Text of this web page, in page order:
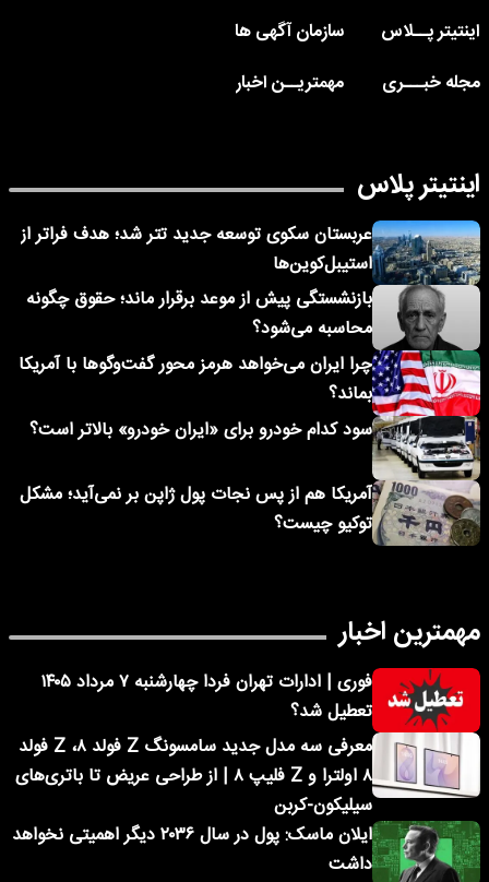
اینتیتر پــلاس
سازمان آگهی ها
مجله خبـــری
مهمتریــن اخبار
اینتیتر پلاس
عربستان سکوی توسعه جدید تتر شد؛ هدف فراتر از
استیبل‌کوین‌ها
بازنشستگی پیش از موعد برقرار ماند؛ حقوق چگونه
محاسبه می‌شود؟
چرا ایران می‌خواهد هرمز محور گفت‌وگوها با آمریکا
بماند؟
سود کدام خودرو برای «ایران خودرو» بالاتر است؟
آمریکا هم از پس نجات پول ژاپن بر نمی‌آید؛ مشکل
توکیو چیست؟
مهمترین اخبار
فوری | ادارات تهران فردا چهارشنبه ۷ مرداد ۱۴۰۵
تعطیل شد؟
معرفی سه مدل جدید سامسونگ Z فولد ۸، Z فولد
۸ اولترا و Z فلیپ ۸ | از طراحی عریض تا باتری‌های
سیلیکون-کربن
ایلان ماسک: پول در سال ۲۰۳۶ دیگر اهمیتی نخواهد
داشت